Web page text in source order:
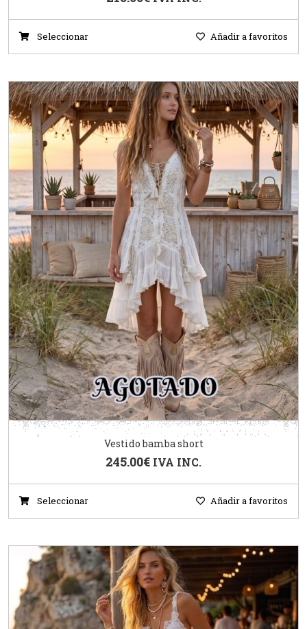
Seleccionar Añadir a favoritos
Vestido bamba short
245.00€ IVA INC.
Seleccionar Añadir a favoritos